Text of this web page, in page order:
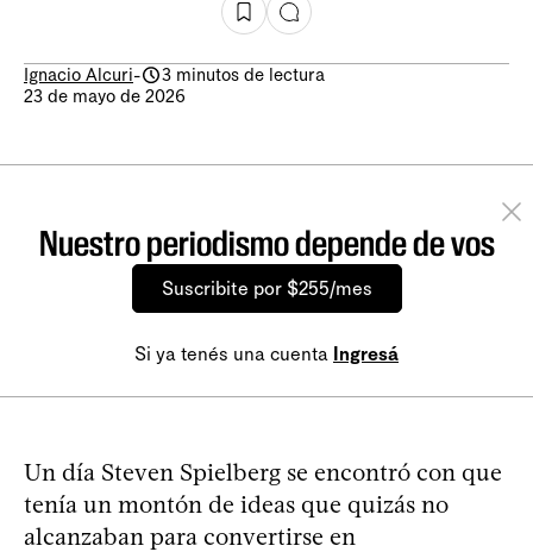
Ignacio Alcuri-
3 minutos de lectura
23 de mayo de 2026
Nuestro periodismo depende de vos
Suscribite por $255/mes
Si ya tenés una cuenta Ingresá
Un día Steven Spielberg se encontró con que
tenía un montón de ideas que quizás no
alcanzaban para convertirse en